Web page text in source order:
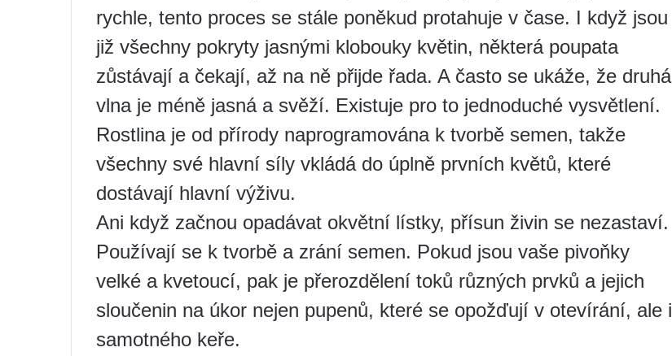
rychle, tento proces se stále poněkud protahuje v čase. I když jsou
již všechny pokryty jasnými klobouky květin, některá poupata
zůstávají a čekají, až na ně přijde řada. A často se ukáže, že druhá
vlna je méně jasná a svěží. Existuje pro to jednoduché vysvětlení.
Rostlina je od přírody naprogramována k tvorbě semen, takže
všechny své hlavní síly vkládá do úplně prvních květů, které
dostávají hlavní výživu.
Ani když začnou opadávat okvětní lístky, přísun živin se nezastaví.
Používají se k tvorbě a zrání semen. Pokud jsou vaše pivoňky
velké a kvetoucí, pak je přerozdělení toků různých prvků a jejich
sloučenin na úkor nejen pupenů, které se opožďují v otevírání, ale i
samotného keře.